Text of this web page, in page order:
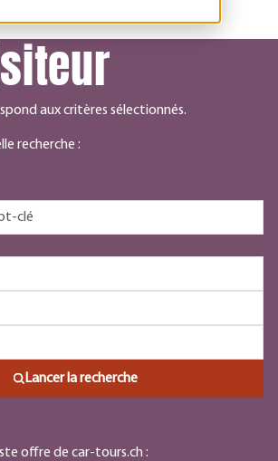
aux critères sélectionnés.
recherche :
Lancer la recherche
offre de car-tours.ch :